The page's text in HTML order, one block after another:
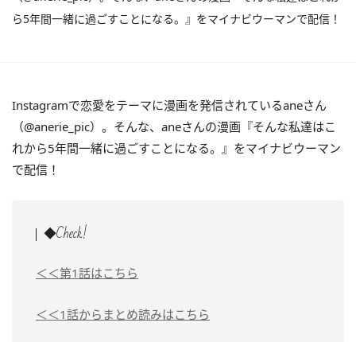
ら5年間一緒に過ごすことになる。』をマイナビウーマンで配信！
Instagramで恋愛をテーマに漫画を発信されているaneさん
（@anerie_pic）。そんな、aneさんの漫画『そんな私達はこ
れから5年間一緒に過ごすことになる。』をマイナビウーマン
で配信！
◆Check!
＜＜第1話はこちら
＜＜1話からまとめ読みはこちら